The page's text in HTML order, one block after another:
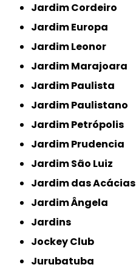
Jardim Cordeiro
Jardim Europa
Jardim Leonor
Jardim Marajoara
Jardim Paulista
Jardim Paulistano
Jardim Petrópolis
Jardim Prudencia
Jardim São Luiz
Jardim das Acácias
Jardim Ângela
Jardins
Jockey Club
Jurubatuba